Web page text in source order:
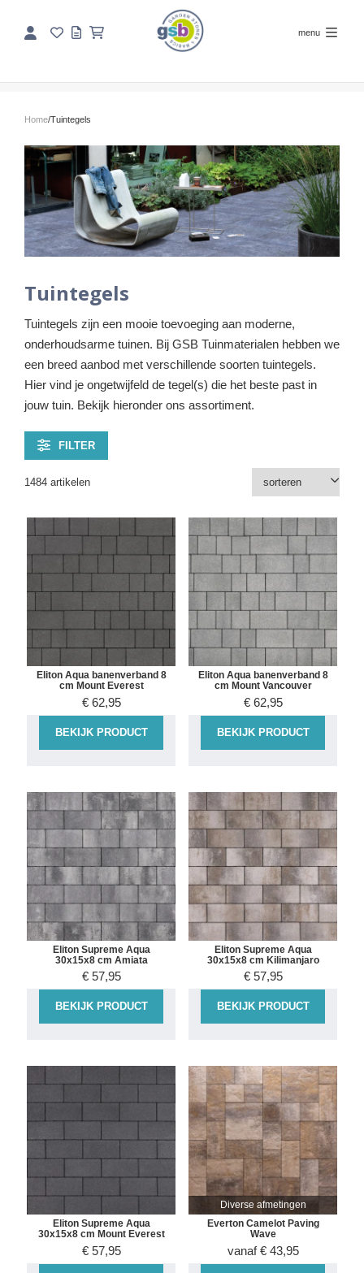
menu
Home/Tuintegels
Tuintegels
Tuintegels zijn een mooie toevoeging aan moderne,
onderhoudsarme tuinen. Bij GSB Tuinmaterialen hebben we
een breed aanbod met verschillende soorten tuintegels.
Hier vind je ongetwijfeld de tegel(s) die het beste past in
jouw tuin. Bekijk hieronder ons assortiment.
FILTER
1484 artikelen
Eliton Aqua banenverband 8
cm Mount Everest
€ 62,95
BEKIJK PRODUCT
Eliton Aqua banenverband 8
cm Mount Vancouver
€ 62,95
BEKIJK PRODUCT
Eliton Supreme Aqua
30x15x8 cm Amiata
€ 57,95
BEKIJK PRODUCT
Eliton Supreme Aqua
30x15x8 cm Kilimanjaro
€ 57,95
BEKIJK PRODUCT
Eliton Supreme Aqua
30x15x8 cm Mount Everest
€ 57,95
Diverse afmetingen
Everton Camelot Paving
Wave
vanaf € 43,95